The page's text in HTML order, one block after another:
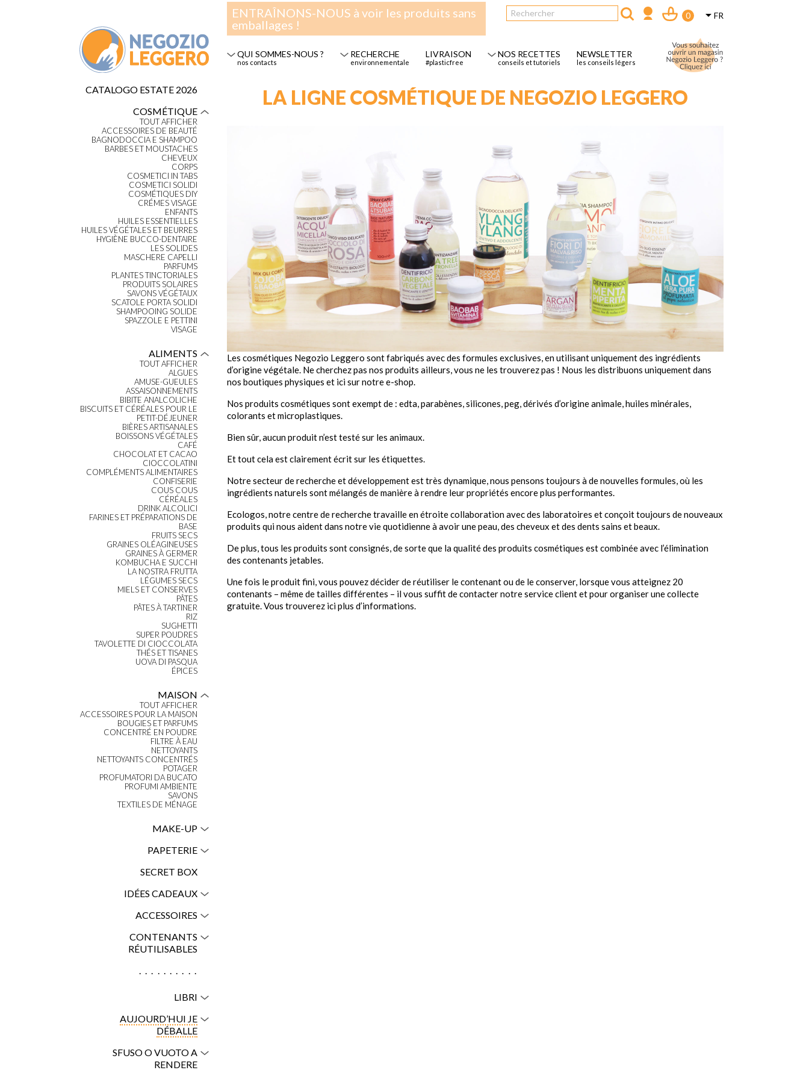
FR
shopping_cart
0

ENTRAÎNONS-NOUS à voir les produits sans
emballages !
QUI SOMMES-NOUS ?
nos contacts
RECHERCHE
environnementale
LIVRAISON
#plasticfree
NOS RECETTES
conseils et tutoriels
NEWSLETTER
les conseils légers
CATALOGO ESTATE 2026
COSMÉTIQUE
TOUT AFFICHER
ACCESSOIRES DE BEAUTÉ
BAGNODOCCIA E SHAMPOO
BARBES ET MOUSTACHES
CHEVEUX
CORPS
COSMETICI IN TABS
COSMETICI SOLIDI
COSMÉTIQUES DIY
CRÉMES VISAGE
ENFANTS
HUILES ESSENTIELLES
HUILES VÉGÉTALES ET BEURRES
HYGIÈNE BUCCO-DENTAIRE
LES SOLIDES
MASCHERE CAPELLI
PARFUMS
PLANTES TINCTORIALES
PRODUITS SOLAIRES
SAVONS VÉGÉTAUX
SCATOLE PORTA SOLIDI
SHAMPOOING SOLIDE
SPAZZOLE E PETTINI
VISAGE
ALIMENTS
TOUT AFFICHER
ALGUES
AMUSE-GUEULES
ASSAISONNEMENTS
BIBITE ANALCOLICHE
BISCUITS ET CÉRÉALES POUR LE
PETIT-DÉJEUNER
BIÈRES ARTISANALES
BOISSONS VÉGÉTALES
CAFÉ
CHOCOLAT ET CACAO
CIOCCOLATINI
COMPLÉMENTS ALIMENTAIRES
CONFISERIE
COUS COUS
CÉRÉALES
DRINK ALCOLICI
FARINES ET PRÉPARATIONS DE
BASE
FRUITS SECS
GRAINES OLÉAGINEUSES
GRAINES À GERMER
KOMBUCHA E SUCCHI
LA NOSTRA FRUTTA
LÉGUMES SECS
MIELS ET CONSERVES
PÂTES
PÂTES À TARTINER
RIZ
SUGHETTI
SUPER POUDRES
TAVOLETTE DI CIOCCOLATA
THÉS ET TISANES
UOVA DI PASQUA
ÉPICES
MAISON
TOUT AFFICHER
ACCESSOIRES POUR LA MAISON
BOUGIES ET PARFUMS
CONCENTRÉ EN POUDRE
FILTRE À EAU
NETTOYANTS
NETTOYANTS CONCENTRÉS
POTAGER
PROFUMATORI DA BUCATO
PROFUMI AMBIENTE
SAVONS
TEXTILES DE MÉNAGE
MAKE-UP
PAPETERIE
SECRET BOX
IDÉES CADEAUX
ACCESSOIRES
CONTENANTS
RÉUTILISABLES
..........
LIBRI
AUJOURD’HUI JE
DÉBALLE
SFUSO O VUOTO A
RENDERE
LA LIGNE COSMÉTIQUE DE NEGOZIO LEGGERO
Les cosmétiques Negozio Leggero sont fabriqués avec des formules exclusives, en utilisant uniquement des ingrédients
d’origine végétale. Ne cherchez pas nos produits ailleurs, vous ne les trouverez pas ! Nous les distribuons uniquement dans
nos boutiques physiques et ici sur notre e-shop.
Nos produits cosmétiques sont exempt de : edta, parabènes, silicones, peg, dérivés d’origine animale, huiles minérales,
colorants et microplastiques.
Bien sûr, aucun produit n’est testé sur les animaux.
Et tout cela est clairement écrit sur les étiquettes.
Notre secteur de recherche et développement est très dynamique, nous pensons toujours à de nouvelles formules, où les
ingrédients naturels sont mélangés de manière à rendre leur propriétés encore plus performantes.
Ecologos, notre centre de recherche travaille en étroite collaboration avec des laboratoires et conçoit toujours de nouveaux
produits qui nous aident dans notre vie quotidienne à avoir une peau, des cheveux et des dents sains et beaux.
De plus, tous les produits sont consignés, de sorte que la qualité des produits cosmétiques est combinée avec l’élimination
des contenants jetables.
Une fois le produit fini, vous pouvez décider de réutiliser le contenant ou de le conserver, lorsque vous atteignez 20
contenants – même de tailles différentes – il vous suffit de contacter notre service client et pour organiser une collecte
gratuite. Vous trouverez ici plus d’informations.